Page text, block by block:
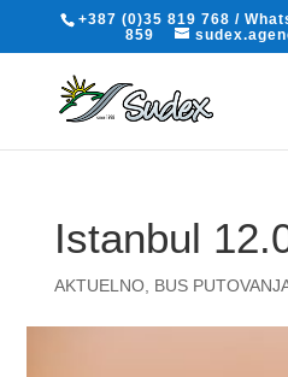
+387 (0)35 819 768 /
859
Istanbul
AKTUELNO, BUS